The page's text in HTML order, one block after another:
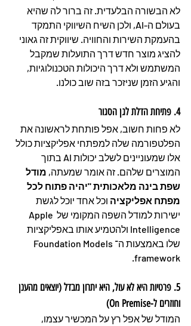
לא הבשורה הבלעדית. זה ברור לה שהיא
בעולם ה-AI, ולכן השיח השיווקי התמקד
בהעמקת השירות והחוויה. שיווקית זה גאוני
להציג מוצר חדש דרך התועלות שמקבל
המשתמש ולא דרך היכולות הטכנולוגיות,
והגיע הזמן שניזכר בזה שוב כולנו.
4. פתיחת הדלת לגן הסגור
לא פחות חשוב, אפל פותחת לראשונה את
הפלטפורמה שלה למפתחי אפליקציות כולל
אלו שמעוניינים לשלב יכולות AI בתוך
המוצרים שלהם. זה אומר שמעתה, מודל
שפת בינה מלאכותית "יהיה פתוח לכל
מפתח אפליקציה וכל אחד יוכל לגשת
ישירות למודל השפה המקומי של Apple
Intelligence ולהטמיע אותו באפליקציות
שלו באמצעות ה־Foundation Models
framework.
5. פרטיות היא לא עול, היא יתרון מבדל (יוצאים מהענן
וחוזרים ל-On Premise)
המודל של אפל רץ על המכשיר עצמו,